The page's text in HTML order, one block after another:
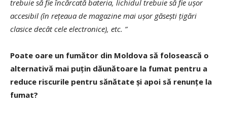
trebuie să fie încărcată bateria, lichidul trebuie să fie ușor
accesibil (în rețeaua de magazine mai ușor găsești țigări
clasice decât cele electronice), etc. ”
Poate oare un fumător din Moldova să folosească o
alternativă mai puțin dăunătoare la fumat pentru a
reduce riscurile pentru sănătate și apoi să renunțe la
fumat?